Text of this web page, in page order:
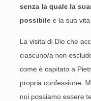
senza la quale la sua
possibile e la sua
La visita di Dio che
ciascuno/a non
come è capitato a
propria confessione.
noi possiamo essere